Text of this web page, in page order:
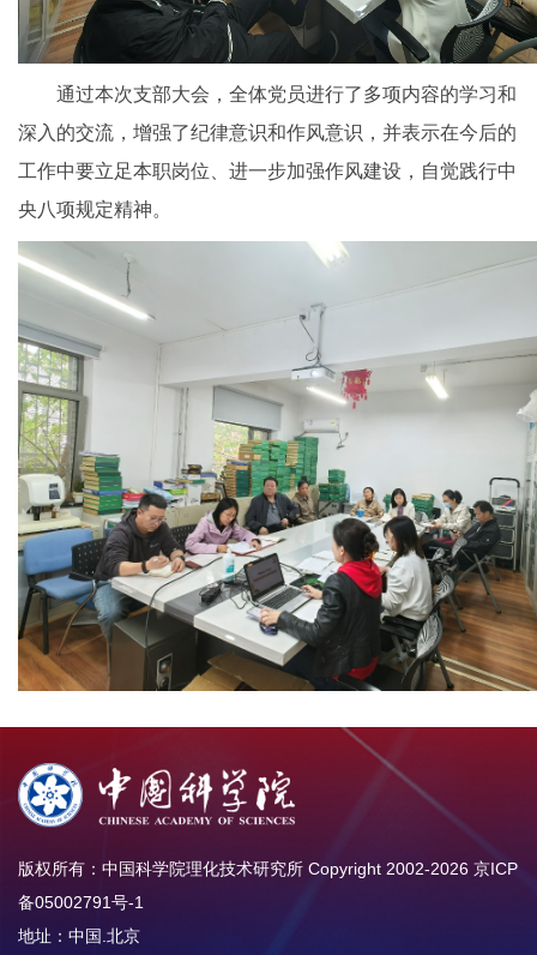
通过本次支部大会，全体党员进行了多项内容的学习和
深入的交流，增强了纪律意识和作风意识，并表示在今后的
工作中要立足本职岗位、进一步加强作风建设，自觉践行中
央八项规定精神。
版权所有：中国科学院理化技术研究所 Copyright 2002-2026 京ICP
备05002791号-1
地址：中国.北京